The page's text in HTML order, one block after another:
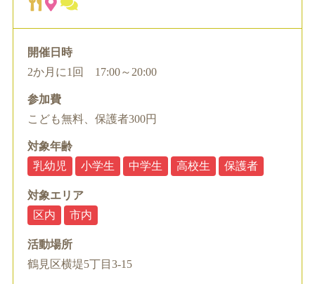
開催日時
2か月に1回 17:00～20:00
参加費
こども無料、保護者300円
対象年齢
乳幼児
小学生 中学生 高校生 保護者
対象エリア
区内
市内
活動場所
鶴見区横堤5丁目3-15